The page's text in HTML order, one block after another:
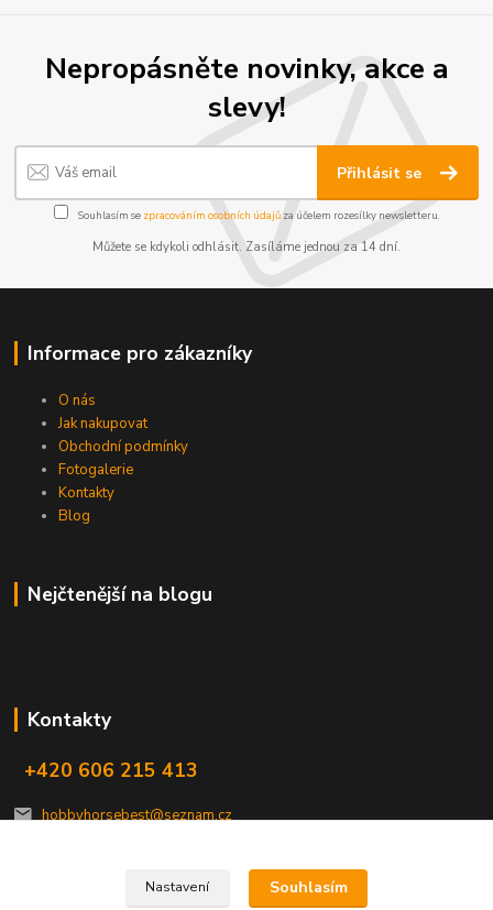
Nepropásněte novinky, akce a
slevy!
Přihlásit se
Souhlasím se zpracováním osobních údajůza účelem rozesílky newsletteru.
Můžete se kdykoli odhlásit. Zasíláme jednou za 14 dní.
Informace pro zákazníky
O nás
Jak nakupovat
Obchodní podmínky
Fotogalerie
Kontakty
Blog
Nejčtenější na blogu
Kontakty
+420 606 215 413
hobbyhorsebest@seznam.cz
Nastavení Souhlasím